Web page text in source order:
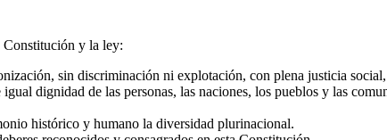
Constitución y la ley:
sin discriminación ni explotación, con plena justicia
dignidad de las personas, las naciones, los pueblos y las
histórico y humano la diversidad plurinacional.